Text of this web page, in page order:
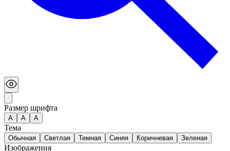
Размер шрифта
А A A
Тема
Обычная Светлая Темная Синяя Коричневая Зеленая
Изображения